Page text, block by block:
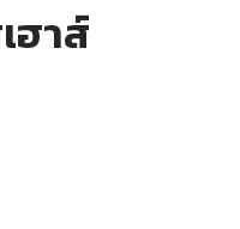
ฮาส์